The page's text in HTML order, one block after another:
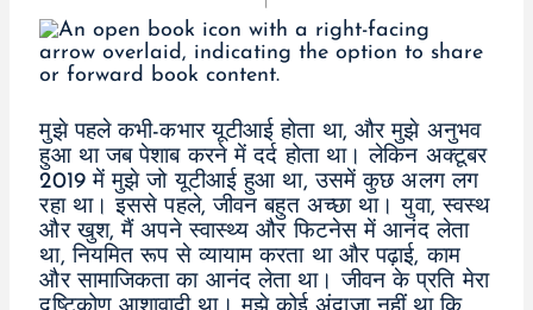
मुझे पहले कभी-कभार यूटीआई होता था, और मुझे अनुभव
हुआ था जब पेशाब करने में दर्द होता था। लेकिन अक्टूबर
2019 में मुझे जो यूटीआई हुआ था, उसमें कुछ अलग लग
रहा था। इससे पहले, जीवन बहुत अच्छा था। युवा, स्वस्थ
और खुश, मैं अपने स्वास्थ्य और फिटनेस में आनंद लेता
था, नियमित रूप से व्यायाम करता था और पढ़ाई, काम
और सामाजिकता का आनंद लेता था। जीवन के प्रति मेरा